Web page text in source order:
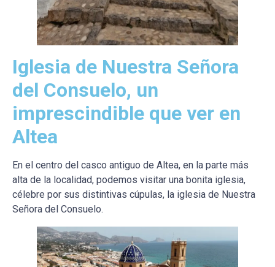
Iglesia de Nuestra Señora
del Consuelo, un
imprescindible que ver en
Altea
En el centro del casco antiguo de Altea, en la parte más
alta de la localidad, podemos visitar una bonita iglesia,
célebre por sus distintivas cúpulas, la iglesia de Nuestra
Señora del Consuelo.